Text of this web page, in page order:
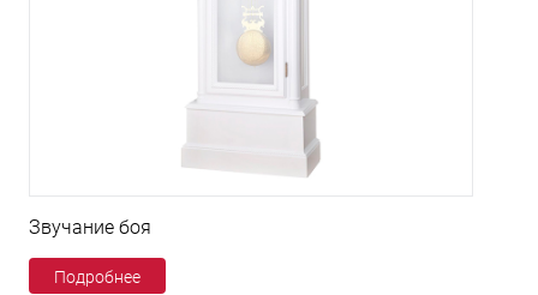
Звучание боя
Подробнее